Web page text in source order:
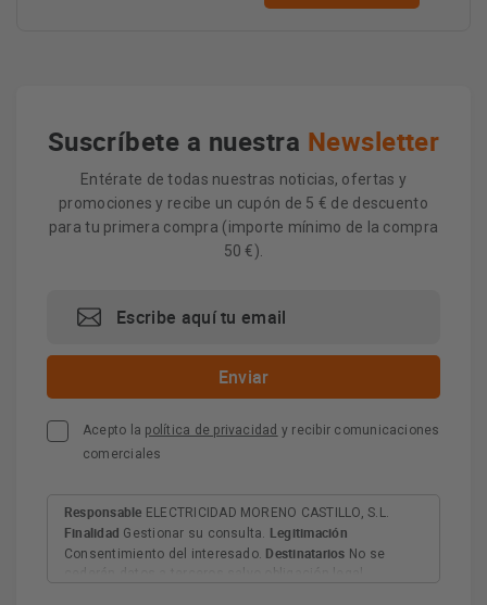
Suscríbete a nuestra Newsletter
Entérate de todas nuestras noticias, ofertas y
promociones y recibe un cupón de 5 € de descuento
para tu primera compra (importe mínimo de la compra
50 €).
Acepto la política de privacidad y recibir comunicaciones
comerciales
Responsable ELECTRICIDAD MORENO CASTILLO, S.L.
Finalidad Gestionar su consulta. Legitimación
Consentimiento del interesado. Destinatarios No se